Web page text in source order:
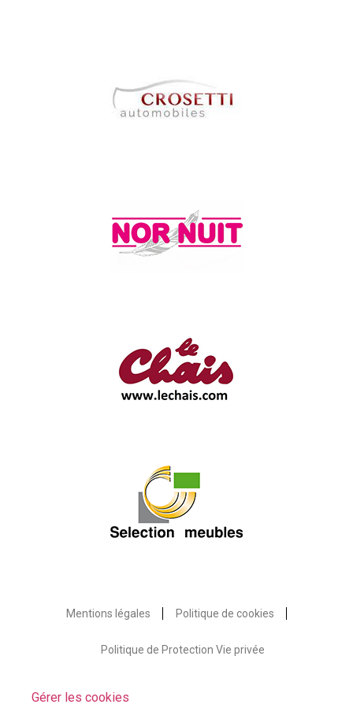
Mentions légales Politique de cookies
Politique de Protection Vie privée
Gérer les cookies